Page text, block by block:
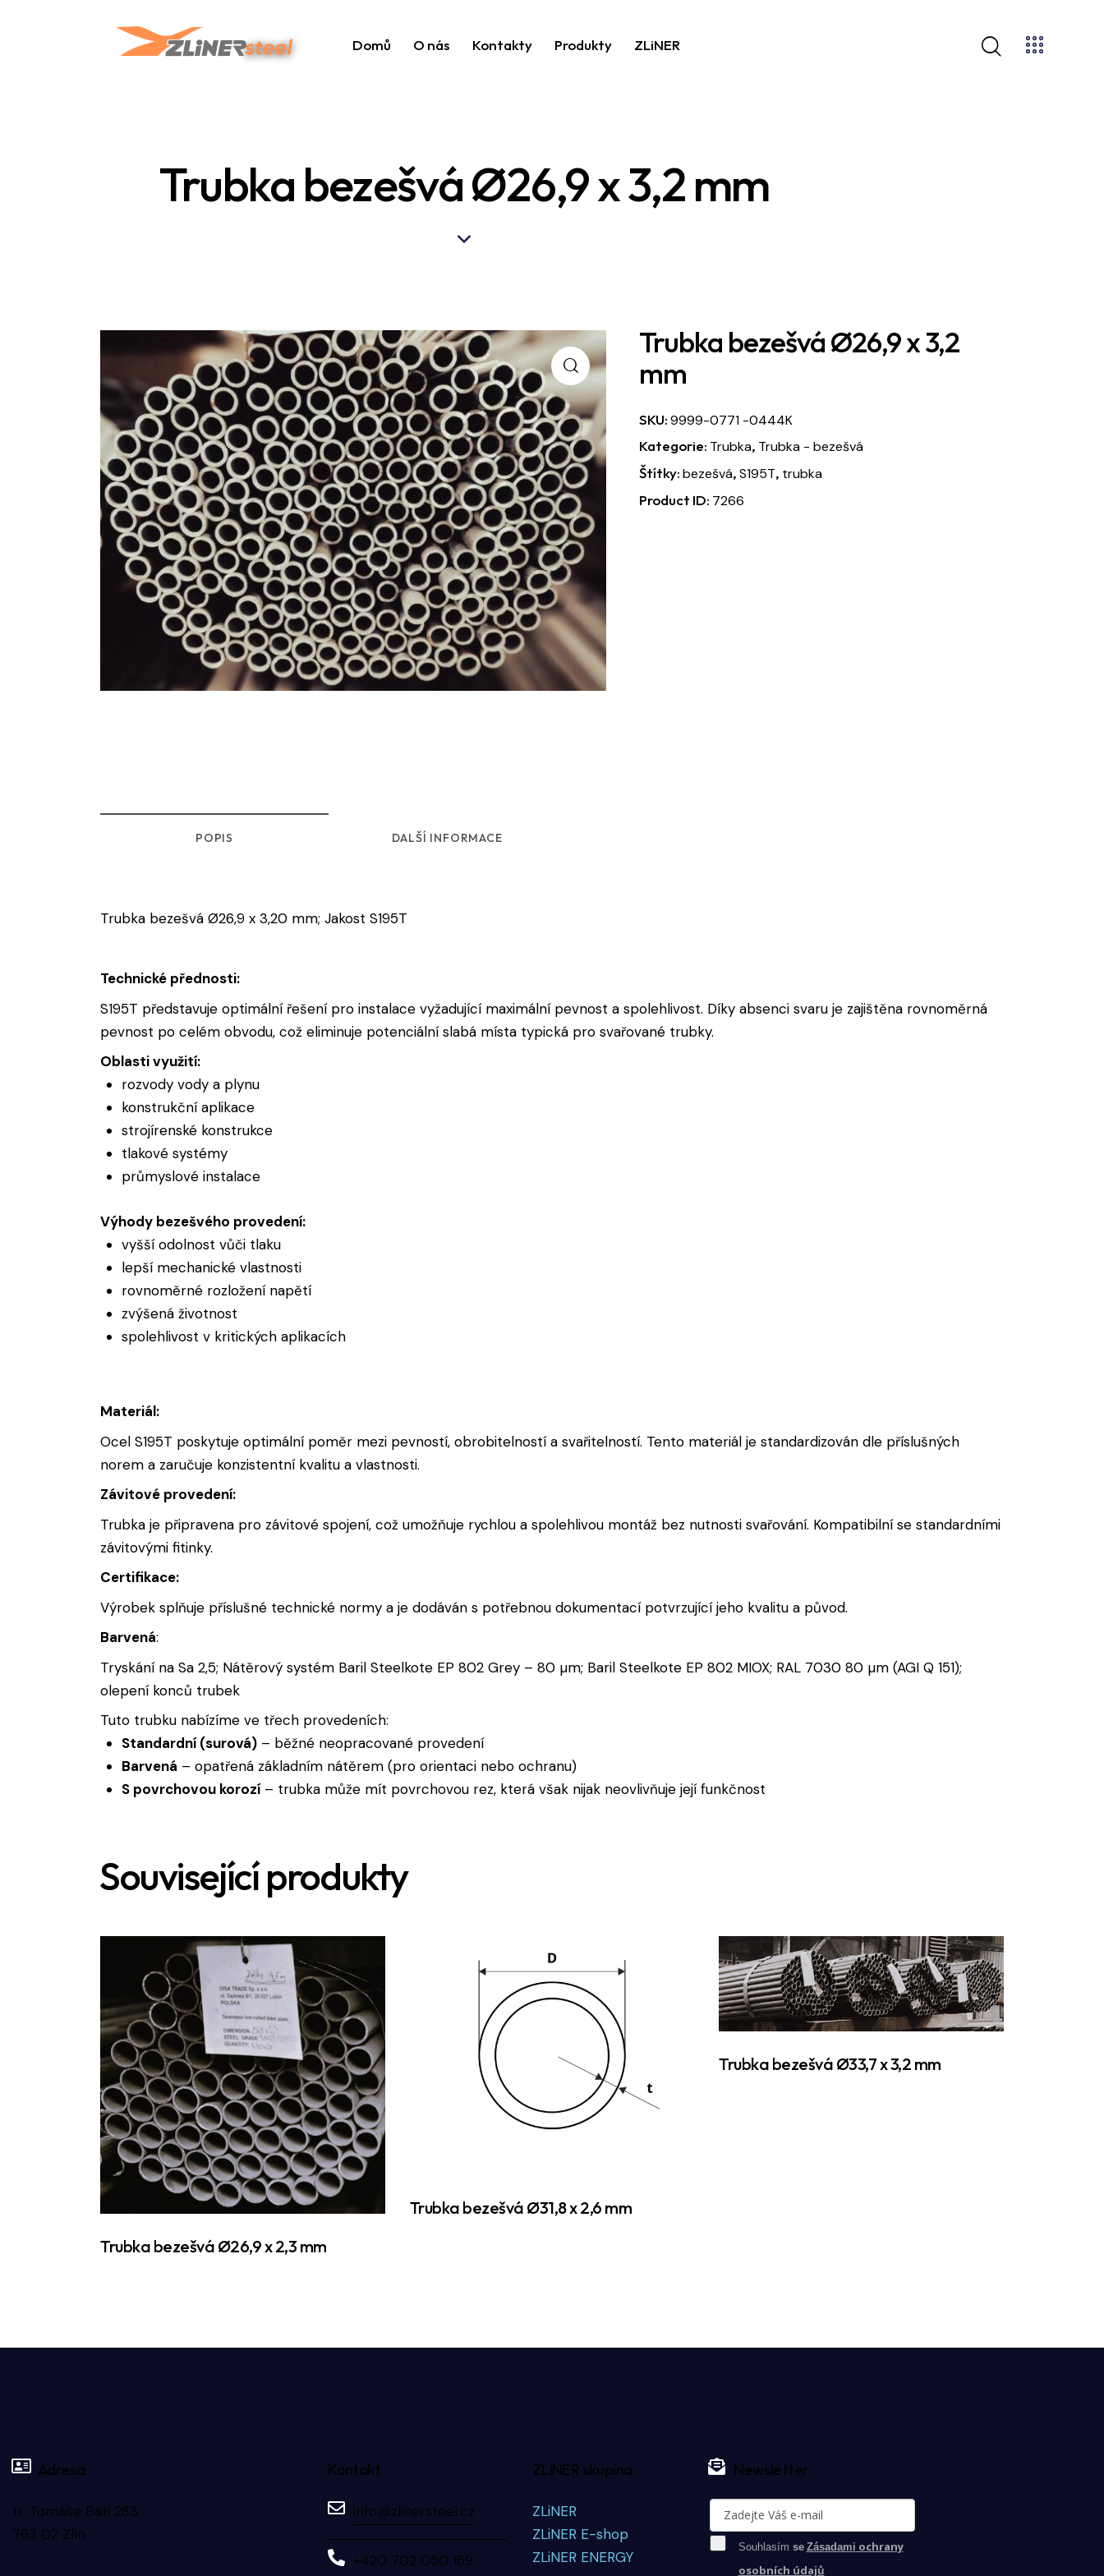
Domů O nás Kontakty Produkty ZLiNER
Trubka bezešvá Ø26,9 x 3,2 mm
Trubka bezešvá Ø26,9 x 3,2
mm
SKU:9999-0771 -0444K
Kategorie: Trubka, Trubka - bezešvá
Štítky:bezešvá,S195T, trubka
Product ID: 7266
POPIS DALŠÍ INFORMACE
Trubka bezešvá Ø26,9 x 3,20 mm; Jakost S195T
Technické přednosti:
S195T představuje optimální řešení pro instalace vyžadující maximální pevnost a spolehlivost. Díky absenci svaru je zajištěna rovnoměrná
pevnost po celém obvodu, což eliminuje potenciální slabá místa typická pro svařované trubky.
Oblasti využití:
rozvody vody a plynu
konstrukční aplikace
strojírenské konstrukce
tlakové systémy
průmyslové instalace
Výhody bezešvého provedení:
vyšší odolnost vůči tlaku
lepší mechanické vlastnosti
rovnoměrné rozložení napětí
zvýšená životnost
spolehlivost v kritických aplikacích
Materiál:
Ocel S195T poskytuje optimální poměr mezi pevností, obrobitelností a svařitelností. Tento materiál je standardizován dle příslušných
norem a zaručuje konzistentní kvalitu a vlastnosti.
Závitové provedení:
Trubka je připravena pro závitové spojení, což umožňuje rychlou a spolehlivou montáž bez nutnosti svařování. Kompatibilní se standardními
závitovými fitinky.
Certifikace:
Výrobek splňuje příslušné technické normy a je dodáván s potřebnou dokumentací potvrzující jeho kvalitu a původ.
Barvená:
Tryskání na Sa 2,5; Nátěrový systém Baril Steelkote EP 802 Grey – 80 µm; Baril Steelkote EP 802 MIOX; RAL 7030 80 µm (AGI Q 151);
olepení konců trubek
Tuto trubku nabízíme ve třech provedeních:
Standardní (surová)– běžné neopracované provedení
Barvená – opatřená základním nátěrem (pro orientaci nebo ochranu)
S povrchovou korozí– trubka může mít povrchovou rez, která však nijak neovlivňuje její funkčnost
Související produkty
Trubka bezešvá Ø26,9 x 2,3 mm
Trubka bezešvá Ø31,8 x 2,6 mm
Trubka bezešvá Ø33,7 x 3,2 mm
Adresa
tř. Tomáše Bati 283
763 02 Zlín
Kontakt
info@zlinersteel.cz
+420 702 050 169
ZLiNER skupina
ZLiNER
ZLiNER E-shop
ZLiNER ENERGY
Newsletter
Souhlasím se Zásadami ochrany
osobních údajů